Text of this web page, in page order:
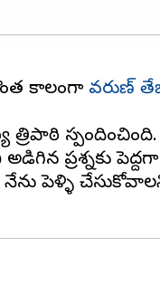
కాలంగా వరుణ్
స్పందించింది.
ప్రశ్నకు పెద్దగా
పెళ్ళి